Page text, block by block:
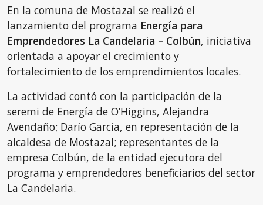
En la comuna de Mostazal se realizó el
lanzamiento del programa Energía para
Emprendedores La Candelaria – Colbún, iniciativa
orientada a apoyar el crecimiento y
fortalecimiento de los emprendimientos locales.
La actividad contó con la participación de la
seremi de Energía de O’Higgins, Alejandra
Avendaño; Darío García, en representación de la
alcaldesa de Mostazal; representantes de la
empresa Colbún, de la entidad ejecutora del
programa y emprendedores beneficiarios del sector
La Candelaria.